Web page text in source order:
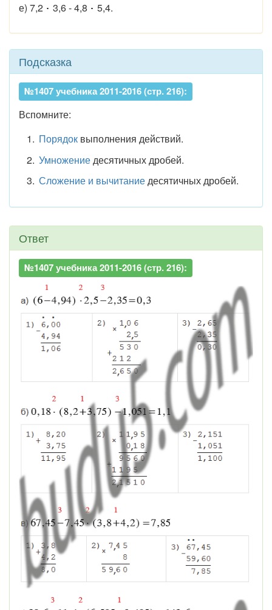
е) 7,2
3,6 - 4,8 5,4.
Подсказка
№1407 учебника 2011-2016 (стр. 216):
Вспомните:
Порядоквыполнения действий.
Умножениедесятичных дробей.
Сложение и вычитаниедесятичных дробей.
Ответ
№1407 учебника 2011-2016 (стр. 216):